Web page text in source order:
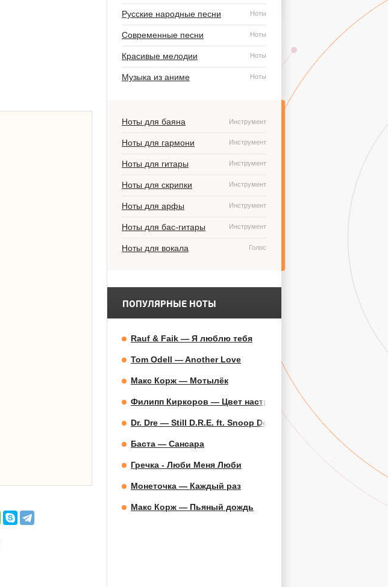
Русские народные песни Ноты
Современные песни Ноты
Красивые мелодии Ноты
Музыка из аниме Ноты
Ноты для баяна Инструмент
Ноты для гармони Инструмент
Ноты для гитары Инструмент
Ноты для скрипки Инструмент
Ноты для арфы Инструмент
Ноты для бас-гитары Инструмент
Ноты для вокала Голос
ПОПУЛЯРНЫЕ НОТЫ
Rauf & Faik — Я люблю тебя
Tom Odell — Another Love
Макс Корж — Мотылёк
Филипп Киркоров — Цвет настроения синий
Dr. Dre — Still D.R.E. ft. Snoop Dogg
Баста — Сансара
Гречка - Люби Меня Люби
Монеточка — Каждый раз
Макс Корж — Пьяный дождь